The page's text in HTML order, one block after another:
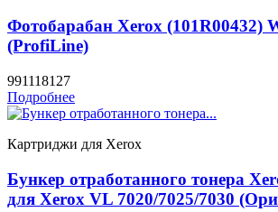
Фотобарабан Xerox (101R00432)
(ProfiLine)
991118127
Подробнее
Картриджи для Xerox
Бункер отработанного тонера
для Xerox VL 7020/7025/7030